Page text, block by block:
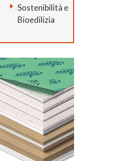
Sostenibilità e
Bioedilizia